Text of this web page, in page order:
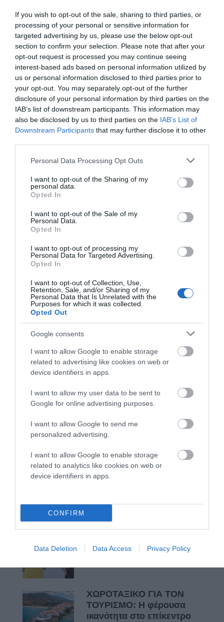
If you wish to opt-out of the sale, sharing to third parties, or
processing of your personal or sensitive information for
targeted advertising by us, please use the below opt-out
section to confirm your selection. Please note that after your
opt-out request is processed you may continue seeing
interest-based ads based on personal information utilized by
us or personal information disclosed to third parties prior to
your opt-out. You may separately opt-out of the further
disclosure of your personal information by third parties on the
IAB’s list of downstream participants. This information may
also be disclosed by us to third parties on the IAB’s List of
Downstream Participants that may further disclose it to other
Please note that this website/app uses one or more Google
not limited to your visit or usage behaviour. You may click to
grant or deny consent to Google and its third-party tags to
use your data for below specified purposes in below Google
consent section.
Personal Data Processing Opt Outs
I want to opt-out of the Sharing of my
personal data.
Opted In
I want to opt-out of the Sale of my
Personal Data.
Opted In
I want to opt-out of processing my
Personal Data for Targeted Advertising.
Opted In
I want to opt-out of Collection, Use,
Retention, Sale, and/or Sharing of my
Personal Data that Is Unrelated with the
Purposes for which it was collected.
Opted Out
Google consents
I want to allow Google to enable storage
related to advertising like cookies on web or
device identifiers in apps.
I want to allow my user data to be sent to
Google for online advertising purposes.
I want to allow Google to send me
personalized advertising.
I want to allow Google to enable storage
related to analytics like cookies on web or
device identifiers in apps.
CONFIRM
Data Deletion Data Access Privacy Policy
Προτεινόμενα άρθρα
Φωτογραφίες-κειμήλια από καλοκαίρια στην Άνδρο –
Από τον 19ο αιώνα μέχρι και την δεκαετία του 1970
ΟΡΜΟΣ ΚΟΡΘΙΟΥ: Όταν η φωτογραφία γίνεται μνήμη
Η Άνδρος συνεχίζει να μπαρκάρει…
ΠΡΟΣΟΧΗ: Πολύ υψηλός κίνδυνος πυρκαγιάς στις
Κυκλάδες
ΧΩΡΟΤΑΞΙΚΟ ΓΙΑ ΤΟΝ ΤΟΥΡΙΣΜΟ: Η φέρουσα
ικανότητα στο επίκεντρο
Πρόσφατα Άρθρα
ΔΡΩΜΕΝΑ: Όταν η νέα
γενιά συναντά τη
ναυτοσύνη του νησιού
ΠΡΟΣΟΧΗ: Πολύ υψηλός
Κυκλάδες
08/08/2026
Φωτογραφίες-κειμήλια από
καλοκαίρια στην Άνδρο –
ΟΡΜΟΣ ΚΟΡΘΙΟΥ: Όταν η
ΧΩΡΟΤΑΞΙΚΟ ΓΙΑ ΤΟΝ
ΤΟΥΡΙΣΜΟ: Η φέρουσα
ικανότητα στο επίκεντρο